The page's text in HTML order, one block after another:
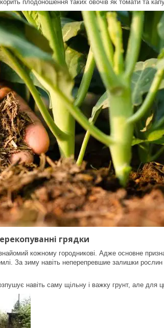
плодоношення таких овочів як томати та
грядки
кожному городникові. Адже основне
За зиму навіть неперепревшие залишки
навіть саму щільну і важку грунт, але для